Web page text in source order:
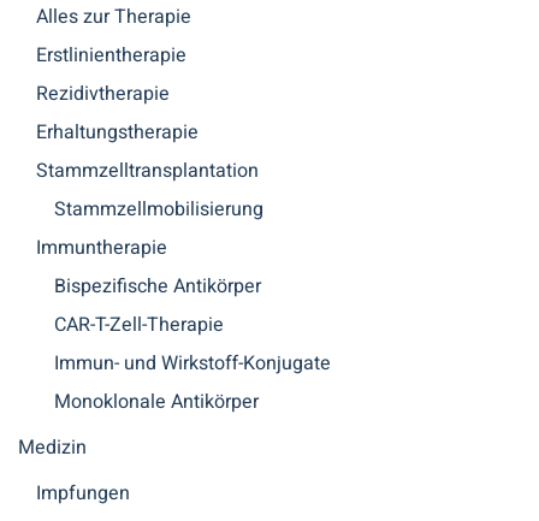
Alles zur Therapie
Erstlinientherapie
Rezidivtherapie
Erhaltungstherapie
Stammzelltransplantation
Stammzellmobilisierung
Immuntherapie
Bispezifische Antikörper
CAR-T-Zell-Therapie
Immun- und Wirkstoff-Konjugate
Monoklonale Antikörper
Medizin
Impfungen